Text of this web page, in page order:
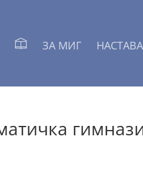
ЗА МИГ НАСТАВА